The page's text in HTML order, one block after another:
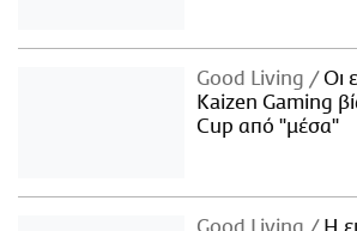
Good Living
Οι
Kaizen Gaming
Cup από "μέσα"